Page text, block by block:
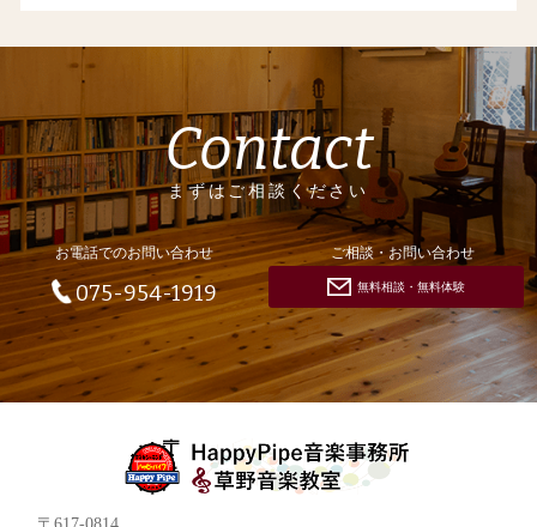
Contact
まずはご相談ください
お電話でのお問い合わせ
075-954-1919
ご相談・お問い合わせ
無料相談・無料体験